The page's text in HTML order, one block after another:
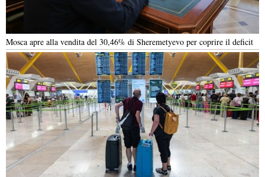
Mosca apre alla vendita del 30,46% di Sheremetyevo per coprire il deficit